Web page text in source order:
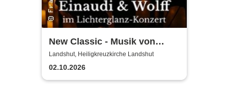
New Classic - Musik von
Einaudi & Wolff im
Lichterglanz-Konzert
Landshut, Heiligkreuzkirche Landshut
02.10.2026